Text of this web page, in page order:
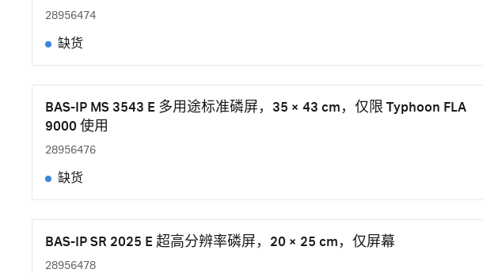
28956474
缺货
BAS-IP MS 3543 E 多用途标准磷屏，35 × 43 cm，仅限 Typhoon FLA
9000 使用
28956476
缺货
BAS-IP SR 2025 E 超高分辨率磷屏，20 × 25 cm，仅屏幕
28956478